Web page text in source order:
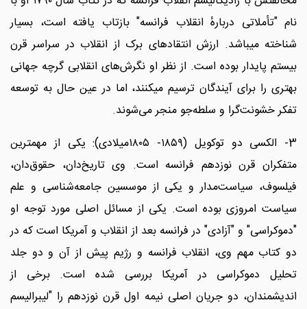
نام "تأملاتی دربارهٔ انقلاب فرانسه" بازتاب یافته است، بسیار
شناخته میباشد. ارزش انتقادهای برک از انقلاب در سراسر قرن
بیستم پایدار بوده است. از نظر او نگرش‌های انقلابی گرچه جهانی
بهتری را برای آیندگان ترسیم میکنند، اما در عین حال به توسعه
تفکر خشونت‌گرا و سلطه‌جو منجر می‌شوند.
3- الکسی دو توکویل (۱۸۵۹- ۱۸۰۵میلادی): یکی از مهمترین
متفکران قرن نوزدهم فرانسه است. وی تاریخ‌دان، حقوق‌دان،
فیلسوف، سیاست‌مدار و یکی از موسسین جامعه‌شناسی و علم
سیاست امروزی بوده است. یکی از مسائل اصلی مورد توجه او
"دموکراسی" و "آزادی" در فرانسه بعد از انقلاب و آمریکا است که در
دو کتاب مهم وی، انقلاب فرانسه و رژیم پیش از آن و دو جلد
تحلیل دموکراسی در آمریکا بررسی شده است. برخی از
اندیشمندان، دو جریان اصلی نیمه اول قرن نوزدهم را "لیبرالیسم